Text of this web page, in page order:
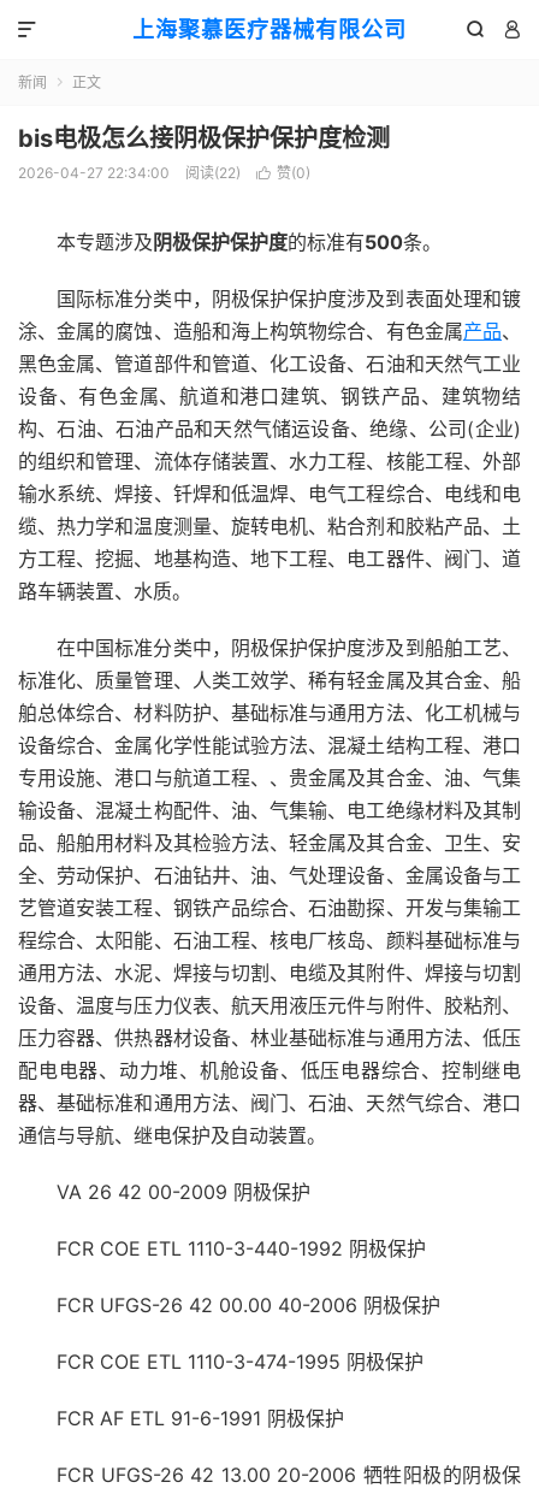
上海聚慕医疗器械有限公司  

新闻  正文
bis电极怎么接阴极保护保护度检测
2026-04-27 22:34:00 阅读(22)  赞(0)
本专题涉及 阴极保护保护度的标准有500条。
国际标准分类中，阴极保护保护度涉及到表面处理和镀
涂、金属的腐蚀、造船和海上构筑物综合、有色金属产品、
黑色金属、管道部件和管道、化工设备、石油和天然气工业
设备、有色金属、航道和港口建筑、钢铁产品、建筑物结
构、石油、石油产品和天然气储运设备、绝缘、公司(企业)
的组织和管理、流体存储装置、水力工程、核能工程、外部
输水系统、焊接、钎焊和低温焊、电气工程综合、电线和电
缆、热力学和温度测量、旋转电机、粘合剂和胶粘产品、土
方工程、挖掘、地基构造、地下工程、电工器件、阀门、道
路车辆装置、水质。
在中国标准分类中，阴极保护保护度涉及到船舶工艺、
标准化、质量管理、人类工效学、稀有轻金属及其合金、船
舶总体综合、材料防护、基础标准与通用方法、化工机械与
设备综合、金属化学性能试验方法、混凝土结构工程、港口
专用设施、港口与航道工程、、贵金属及其合金、油、气集
输设备、混凝土构配件、油、气集输、电工绝缘材料及其制
品、船舶用材料及其检验方法、轻金属及其合金、卫生、安
全、劳动保护、石油钻井、油、气处理设备、金属设备与工
艺管道安装工程、钢铁产品综合、石油勘探、开发与集输工
程综合、太阳能、石油工程、核电厂核岛、颜料基础标准与
通用方法、水泥、焊接与切割、电缆及其附件、焊接与切割
设备、温度与压力仪表、航天用液压元件与附件、胶粘剂、
压力容器、供热器材设备、林业基础标准与通用方法、低压
配电电器、动力堆、机舱设备、低压电器综合、控制继电
器、基础标准和通用方法、阀门、石油、天然气综合、港口
通信与导航、继电保护及自动装置。
VA 26 42 00-2009 阴极保护
FCR COE ETL 1110-3-440-1992 阴极保护
FCR UFGS-26 42 00.00 40-2006 阴极保护
FCR COE ETL 1110-3-474-1995 阴极保护
FCR AF ETL 91-6-1991 阴极保护
FCR UFGS-26 42 13.00 20-2006 牺牲阳极的阴极保